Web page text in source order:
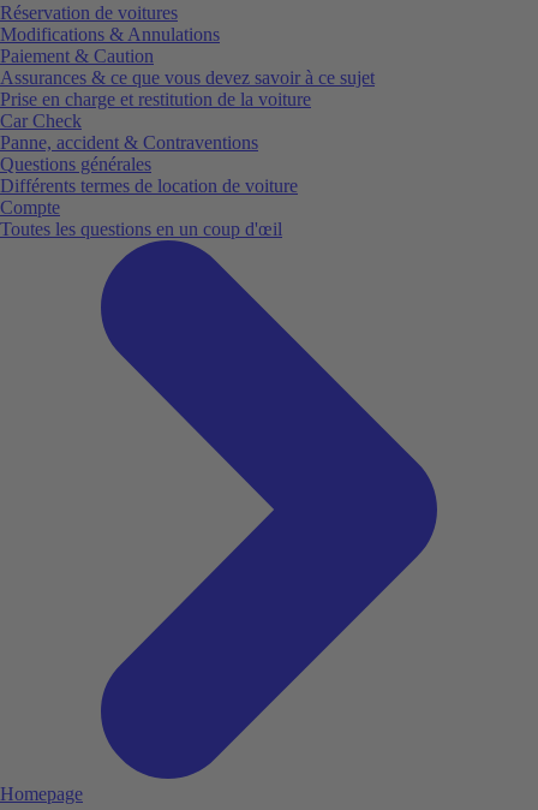
Réservation de voitures
Modifications & Annulations
Paiement & Caution
Assurances & ce que vous devez savoir à ce sujet
Prise en charge et restitution de la voiture
Car Check
Panne, accident & Contraventions
Questions générales
Différents termes de location de voiture
Compte
Toutes les questions en un coup d'œil
Homepage